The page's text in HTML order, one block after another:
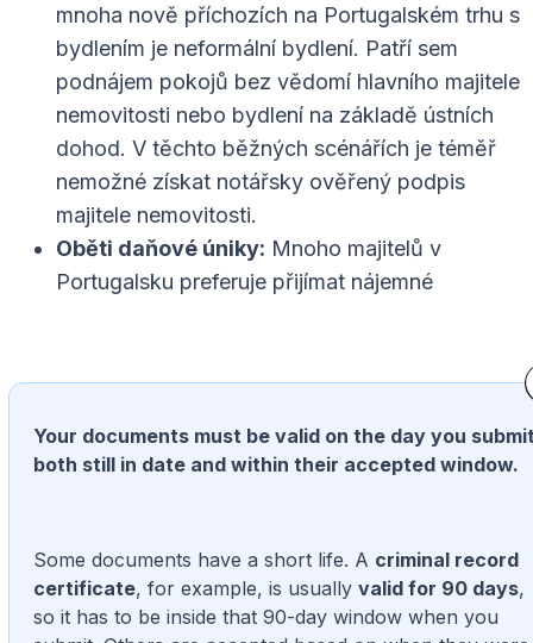
mnoha nově příchozích na Portugalském trhu s
bydlením je neformální bydlení. Patří sem
podnájem pokojů bez vědomí hlavního majitele
nemovitosti nebo bydlení na základě ústních
dohod. V těchto běžných scénářích je téměř
nemožné získat notářsky ověřený podpis
majitele nemovitosti.
Oběti daňové úniky: Mnoho majitelů v
Portugalsku preferuje přijímat nájemné
Your documents must be valid on the day you
both still in date and within their accepted window.
Some documents have a short life. A criminal record
certificate, for example, is usually valid for 90 days,
so it has to be inside that 90-day window when you